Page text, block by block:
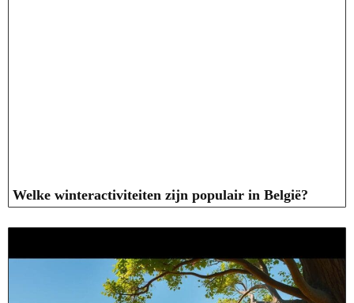
Welke winteractiviteiten zijn populair in België?